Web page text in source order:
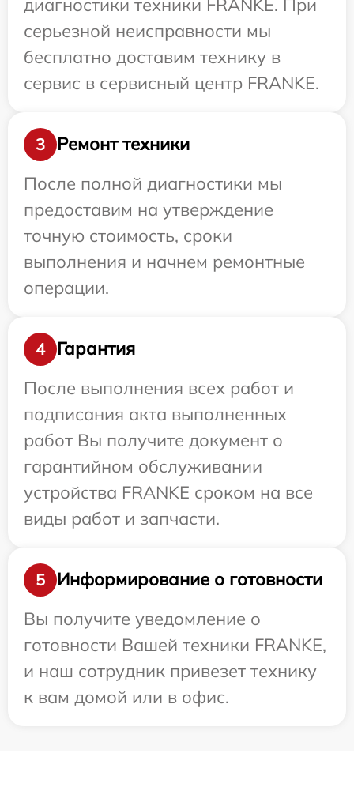
диагностики техники FRANKE. При
серьезной неисправности мы
бесплатно доставим технику в
сервис в сервисный центр FRANKE.
3
Ремонт техники
После полной диагностики мы
предоставим на утверждение
точную стоимость, сроки
выполнения и начнем ремонтные
операции.
4
Гарантия
После выполнения всех работ и
подписания акта выполненных
работ Вы получите документ о
гарантийном обслуживании
устройства FRANKE сроком на все
виды работ и запчасти.
5
Информирование о готовности
Вы получите уведомление о
готовности Вашей техники FRANKE,
и наш сотрудник привезет технику
к вам домой или в офис.